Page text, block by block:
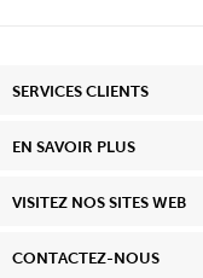
SERVICES CLIENTS
EN SAVOIR PLUS
VISITEZ NOS SITES WEB
CONTACTEZ-NOUS